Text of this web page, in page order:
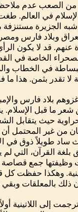
من الصعب عدم
الإسلام في
الجزيرة
وبلاد فارس
قد لا يكون
الخاصة في
في الخطاب
تقدر بثمن. هذا ما
بلاد فارس
ما قبل الإسلام.
حيث يتقابل
من غير المحتمل أن
ساد طويلاً ذوق في
بلغة القرآن،
وظيفتها جمع قصاصة
واللاتينية. وهكذا
ذلك بالمعلقات وبقي
إلى اللاتينية